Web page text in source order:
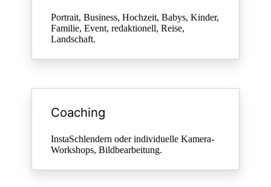
Portrait, Business, Hochzeit, Babys, Kinder,
Familie, Event, redaktionell, Reise,
Landschaft.
Coaching
InstaSchlendern oder individuelle Kamera-
Workshops, Bildbearbeitung.